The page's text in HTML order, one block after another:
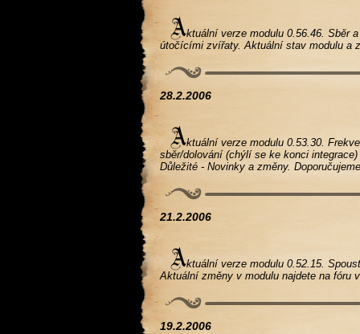
ktuální verze modulu 0.56.46. Sběr
útočícími zvířaty. Aktuální stav modulu a
28.2.2006
ktuální verze modulu 0.53.30.
sběr/dolování (chýlí se ke konci
Důležité - Novinky a změny.
21.2.2006
ktuální verze modulu 0.52.15.
Aktuální změny v modulu najdete na fóru
19.2.2006